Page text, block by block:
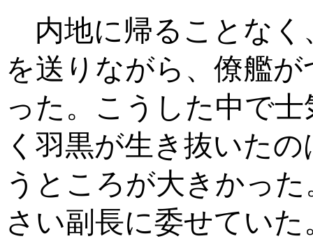
内地に帰ることなく
を送りながら、僚艦
った。こうした中で
く羽黒が生き抜いた
うところが大きかっ
さい副長に委せていた